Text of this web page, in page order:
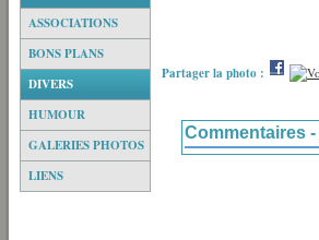
ASSOCIATIONS
BONS PLANS
DIVERS
HUMOUR
GALERIES PHOTOS
LIENS
Partager la photo :
Commentaires -